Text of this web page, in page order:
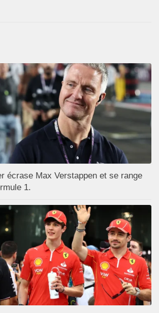
écrase Max Verstappen et se range
1.